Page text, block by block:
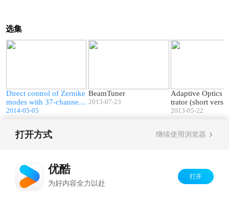
选集
Direct control of Zernike
modes with 37-channel
PDM
2014-05-05
BeamTuner
2013-07-23
Adaptive Optics
trator (short
2013-05-22
打开方式 继续使用浏览器
优酷
为好内容全力以赴
打开